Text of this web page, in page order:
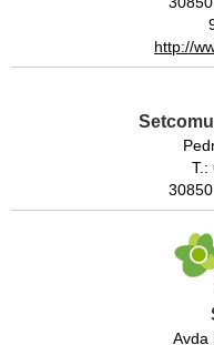
http://
T.:
Avda